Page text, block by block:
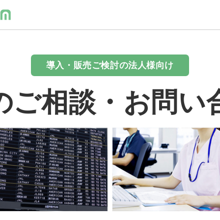
導入・販売ご検討の法人様向け
ご相談・お問い